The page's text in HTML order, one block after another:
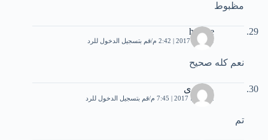
مظبوط
hocine
31 مايو، 2017 | 2:42 م قم بتسجيل الدخول للرد
نعم كله صحيح
مغاورى
22 يوليو، 2017 | 7:45 م قم بتسجيل الدخول للرد
تم